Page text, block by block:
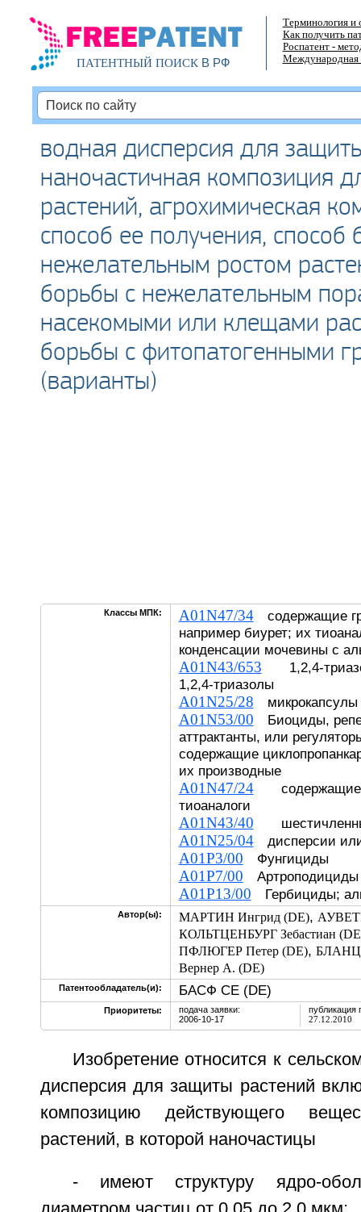
ПАТЕНТНЫЙ ПОИСКВ РФ
Терминология и
Как получить
Роспатент -
Международная
водная дисперсия для
наночастичная композиция
растений, агрохимическая
способ ее получения, способ
нежелательным ростом
борьбы с нежелательным
насекомыми или клещами
борьбы с фитопатогенными
(варианты)
Классы МПК: A01N47/34содержащие
например биурет; их
конденсации мочевины с
A01N43/653 1,2,4-
1,2,4-триазолы
A01N25/28 микрокапсулы
A01N53/00 Биоциды,
аттрактанты, или
содержащие
их производные
A01N47/24содержащие
тиоаналоги
A01N43/40
A01N25/04дисперсии
A01P3/00 Фунгициды
A01P7/00 Артроподициды
A01P13/00 Гербициды;
Автор(ы): МАРТИН Ингрид (DE),
КОЛЬТЦЕНБУРГ Зебастиан
ПФЛЮГЕР Петер (DE), БЛАНЦ
Вернер А. (DE)
Патентообладатель(и): БАСФ СЕ (DE)
Приоритеты:
подача заявки:
2006-10-17
публикация
27.12.2010
Изобретение относится к
дисперсия для защиты растений
композицию действующего
растений, в которой наночастицы
- имеют структуру ядро-